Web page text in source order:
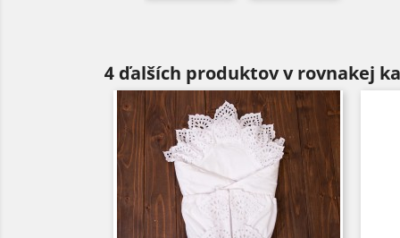
4 ďalších produktov v rovnakej